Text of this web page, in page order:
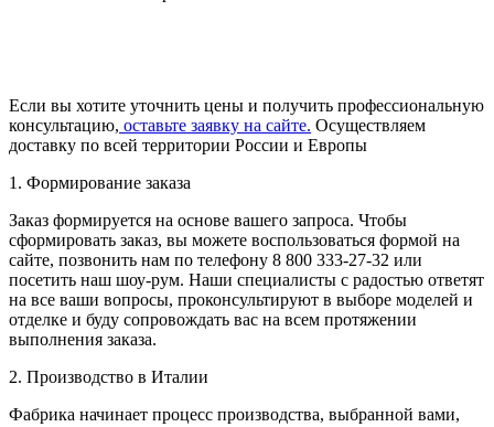
Если вы хотите уточнить цены и получить профессиональную
консультацию, оставьте заявку на сайте. Осуществляем
доставку по всей территории России и Европы
1. Формирование заказа
Заказ формируется на основе вашего запроса. Чтобы
сформировать заказ, вы можете воспользоваться формой на
сайте, позвонить нам по телефону 8 800 333-27-32 или
посетить наш шоу-рум. Наши специалисты с радостью ответят
на все ваши вопросы, проконсультируют в выборе моделей и
отделке и буду сопровождать вас на всем протяжении
выполнения заказа.
2. Производство в Италии
Фабрика начинает процесс производства, выбранной вами,